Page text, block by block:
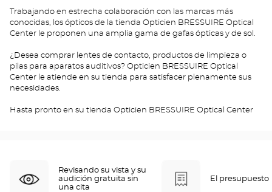
Trabajando en estrecha colaboración con las marcas más
conocidas, los ópticos de la tienda Opticien BRESSUIRE Optical
Center le proponen una amplia gama de gafas ópticas y de sol.
¿Desea comprar lentes de contacto, productos de limpieza o
pilas para aparatos auditivos? Opticien BRESSUIRE Optical
Center le atiende en su tienda para satisfacer plenamente sus
necesidades.
Hasta pronto en su tienda Opticien BRESSUIRE Optical Center
Revisando su vista y su
audición gratuita sin
una cita
El presupuesto